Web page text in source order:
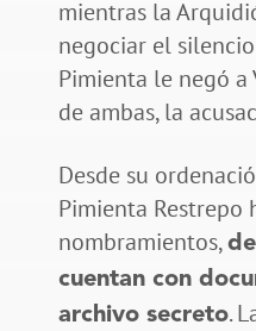
mientras la
negociar el
Pimienta le negó a
de ambas, la
Desde su
Pimienta Restrepo
nombramientos,
cuentan con
archivo secreto.